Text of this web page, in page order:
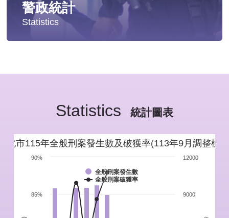
警政統計
Statistics
新北市重要警政統計指標
警政性別統計
警政統計通報
警政統計懶人包
Statistics 統計圖表
北市115年全般刑案發生數及破獲率(113年9月調整標
全般刑案發生數
全般刑案破獲率
85%
90%
9000
12000